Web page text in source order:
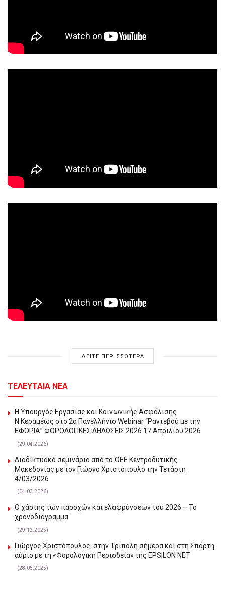
ΔΕΙΤΕ ΠΕΡΙΣΣΟΤΕΡΑ
ΤΕΛΕΥΤΑΙΑ ΝΕΑ
Η Υπουργός Εργασίας και Κοινωνικής Ασφάλισης
Ν.Κεραμέως στο 2o Πανελλήνιο Webinar “Ραντεβού με την
ΕΦΟΡΙΑ” ΦΟΡΟΛΟΓΙΚΕΣ ΔΗΛΩΣΕΙΣ 2026 17 Απριλίου 2026
(29.04.2026)
Διαδικτυακό σεμινάριο από το ΟΕΕ Κεντροδυτικής
Μακεδονίας με τον Γιώργο Χριστόπουλο την Τετάρτη
4/03/2026
(04.03.2026)
Ο χάρτης των παροχών και ελαφρύνσεων του 2026 – Το
χρονοδιάγραμμα
(29.12.2025)
Γιώργος Χριστόπουλος: στην Τρίπολη σήμερα και στη Σπάρτη
αύριο με τη «Φορολογική Περιοδεία» της EPSILON NET
(28.05.2025)